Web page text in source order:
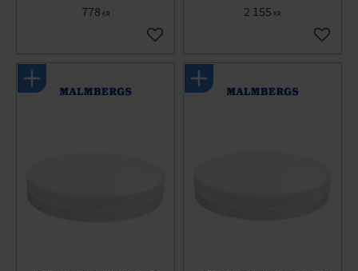
778 KR
Gem som favorit
2 155 KR
Gem